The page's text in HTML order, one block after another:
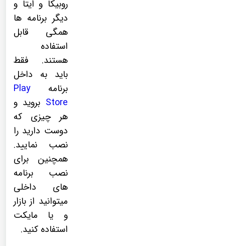
روبیکا و ایتا و
دیگر برنامه ها
همگی قابل
استفاده
هستند. فقط
باید به داخل
برنامه Play
Store بروید و
هر چیزی که
دوست دارید را
نصب نمایید.
همچنین برای
نصب برنامه
های داخلی
میتوانید از بازار
و یا مایکت
استفاده کنید.